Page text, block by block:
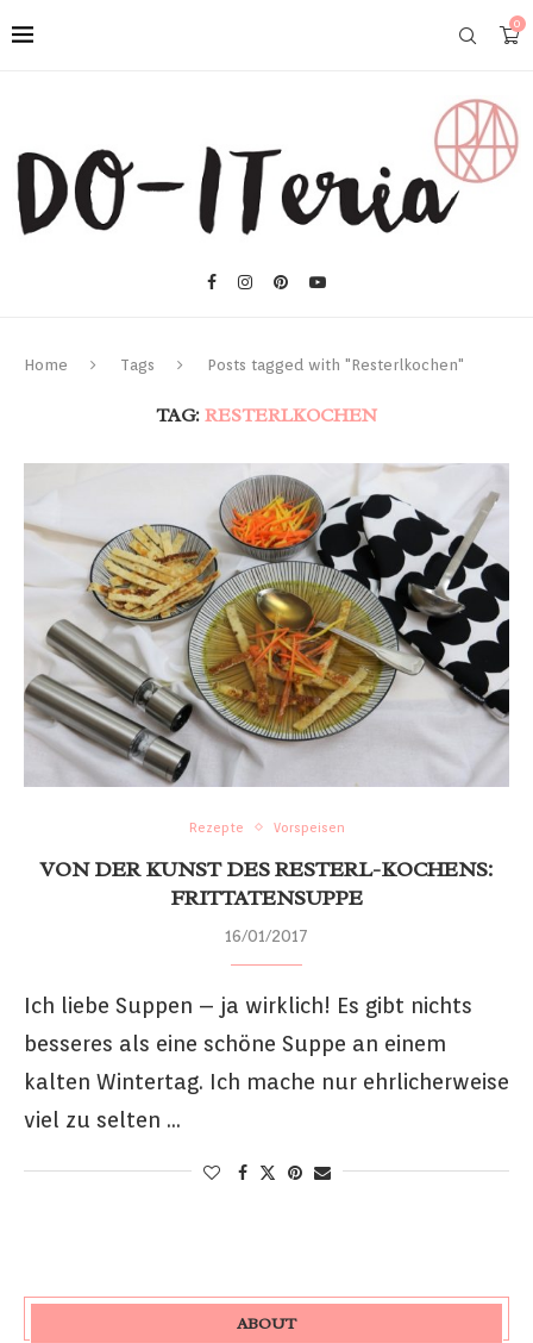
0
Home Tags Posts tagged with "Resterlkochen"
TAG: RESTERLKOCHEN
Rezepte Vorspeisen
VON DER KUNST DES RESTERL-KOCHENS:
FRITTATENSUPPE
16/01/2017
Ich liebe Suppen – ja wirklich! Es gibt nichts
besseres als eine schöne Suppe an einem
kalten Wintertag. Ich mache nur ehrlicherweise
viel zu selten …
ABOUT